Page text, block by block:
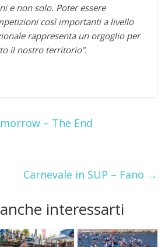
e non solo. Poter essere
così importanti a livello
rappresenta un orgoglio per
il nostro territorio”.
– The End
Carnevale in SUP – Fano →
interessarti